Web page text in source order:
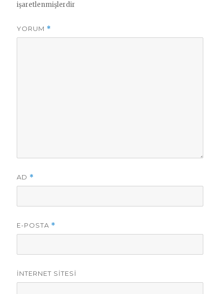
işaretlenmişlerdir
YORUM *
AD *
E-POSTA *
İNTERNET SITESI